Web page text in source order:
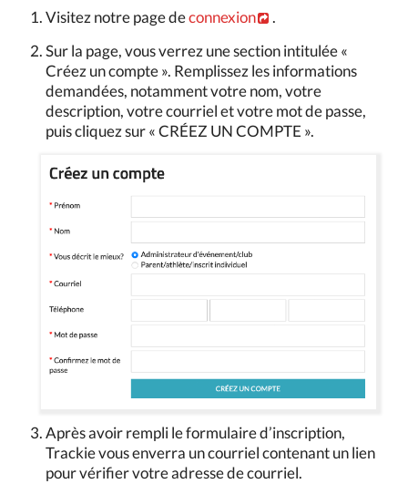
Visitez notre page deconnexion
.
Sur la page, vous verrez une section intitulée «
Créez un compte ». Remplissez les informations
demandées, notamment votre nom, votre
description, votre courriel et votre mot de passe,
puis cliquez sur « CRÉEZ UN COMPTE ».
Après avoir rempli le formulaire d’inscription,
Trackie vous enverra un courriel contenant un lien
pour vérifier votre adresse de courriel.